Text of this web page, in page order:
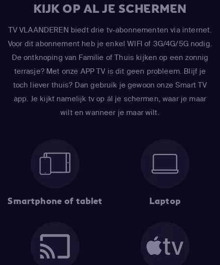
KIJK OP AL JE SCHERMEN
TV VLAANDEREN biedt drie tv-abonnementen via internet.
Voor dit abonnement heb je enkel WIFI of 3G/4G/5G nodig.
De ontknoping van Familie of Thuis kijken op een zonnig
terrasje? Met onze APP TV is dit geen probleem. Blijf je
toch liever thuis? Dan gebruik je gewoon onze Smart TV
app. Je kijkt namelijk tv op ál je schermen, waar je maar
wilt en wanneer je maar wilt.
Smartphone of tablet Laptop